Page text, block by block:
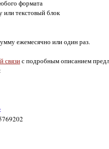
формата
или текстовый блок
ежемесячно или один раз.
связис подробным описанием